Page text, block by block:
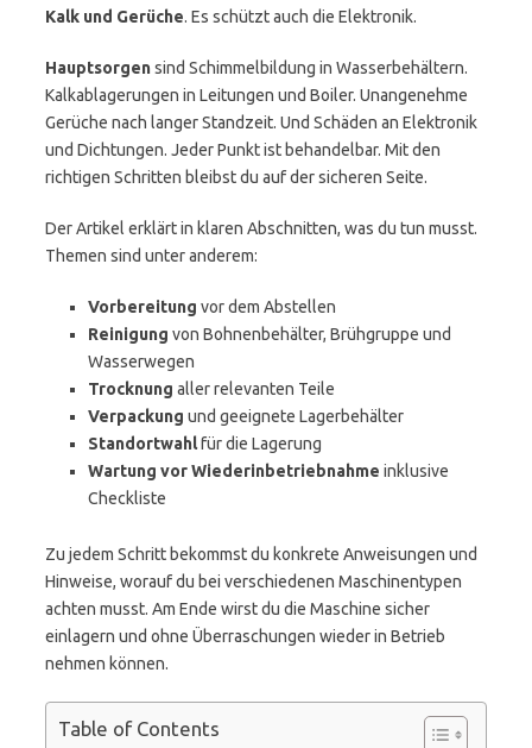
Kalk und Gerüche. Es schützt auch die Elektronik.
Hauptsorgensind Schimmelbildung in Wasserbehältern.
Kalkablagerungen in Leitungen und Boiler. Unangenehme
Gerüche nach langer Standzeit. Und Schäden an Elektronik
und Dichtungen. Jeder Punkt ist behandelbar. Mit den
richtigen Schritten bleibst du auf der sicheren Seite.
Der Artikel erklärt in klaren Abschnitten, was du tun musst.
Themen sind unter anderem:
Vorbereitung vor dem Abstellen
Reinigung von Bohnenbehälter, Brühgruppe und
Wasserwegen
Trocknung aller relevanten Teile
Verpackung und geeignete Lagerbehälter
Standortwahlfür die Lagerung
Wartung vor Wiederinbetriebnahme inklusive
Checkliste
Zu jedem Schritt bekommst du konkrete Anweisungen und
Hinweise, worauf du bei verschiedenen Maschinentypen
achten musst. Am Ende wirst du die Maschine sicher
einlagern und ohne Überraschungen wieder in Betrieb
nehmen können.
Table of Contents